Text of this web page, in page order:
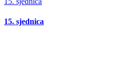
15. sjednica